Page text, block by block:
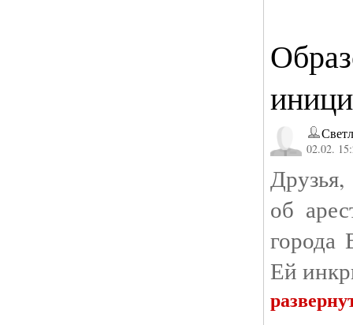
02.02.
об
города
Ей